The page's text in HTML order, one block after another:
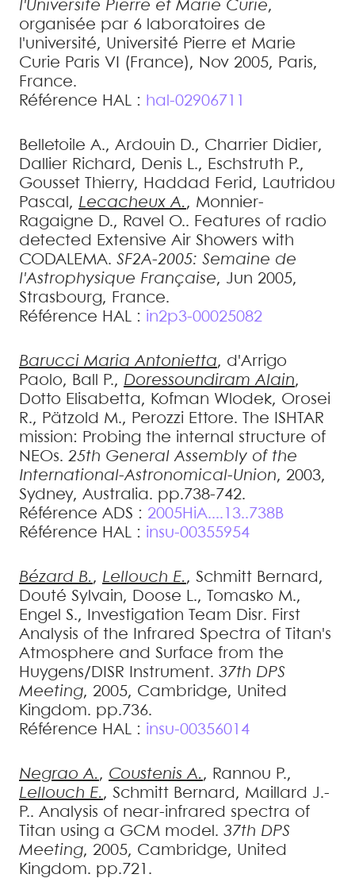
l'Université Pierre et Marie Curie,
organisée par 6 laboratoires de
l'université, Université Pierre et Marie
Curie Paris VI (France), Nov 2005, Paris,
France.
Référence HAL : hal-02906711
Belletoile A., Ardouin D., Charrier Didier,
Dallier Richard , Denis L., Eschstruth P.,
Gousset
Thierry, Haddad Ferid , Lautridou
Pascal , Lecacheux A., Monnier-
Ragaigne D., Ravel O.. Features of radio
detected Extensive Air Showers with
CODALEMA. SF2A-2005: Semaine de
l'Astrophysique Française, Jun 2005,
Strasbourg, France.
Référence HAL : in2p3-00025082
Barucci Maria Antonietta, d'Arrigo
Paolo, Ball P., Doressoundiram Alain,
Dotto Elisabetta, Kofman Wlodek, Orosei
R., Pätzold M., Perozzi Ettore.
The ISHTAR
mission: Probing the internal structure of
NEOs. 25th General Assembly of the
International-Astronomical-Union, 2003,
Sydney, Australia. pp.738-742.
Référence ADS : 2005HiA....13..738B
Référence HAL : insu-00355954
Bézard B., Lellouch E., Schmitt Bernard ,
Douté Sylvain, Doose L., Tomasko M.,
Engel S., Investigation Team Disr. First
Analysis of the Infrared Spectra of Titan's
Atmosphere and Surface from the
Huygens/DISR Instrument. 37th DPS
Meeting, 2005, Cambridge, United
Kingdom. pp.736.
Référence HAL : insu-00356014
Negrao A., Coustenis A., Rannou P.,
Lellouch E., Schmitt Bernard , Maillard J.-
P.. Analysis of near-infrared spectra of
Titan using a GCM model . 37th DPS
Meeting, 2005, Cambridge, United
Kingdom. pp.721 .